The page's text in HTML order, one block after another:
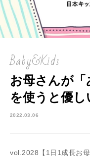
Baby&Kids
お母さんが
を使うと優し
2022.03.06
vol.2028【1日1成長お